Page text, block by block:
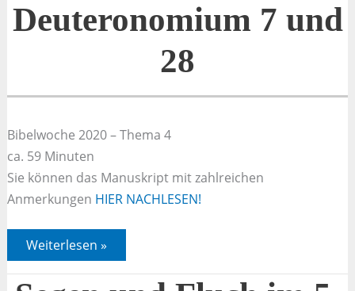
Deuteronomium 7 und
28
Bibelwoche 2020 – Thema 4
ca. 59 Minuten
Sie können das Manuskript mit zahlreichen
Anmerkungen HIER NACHLESEN!
Segen
und
Fluch
im
Weiterlesen »